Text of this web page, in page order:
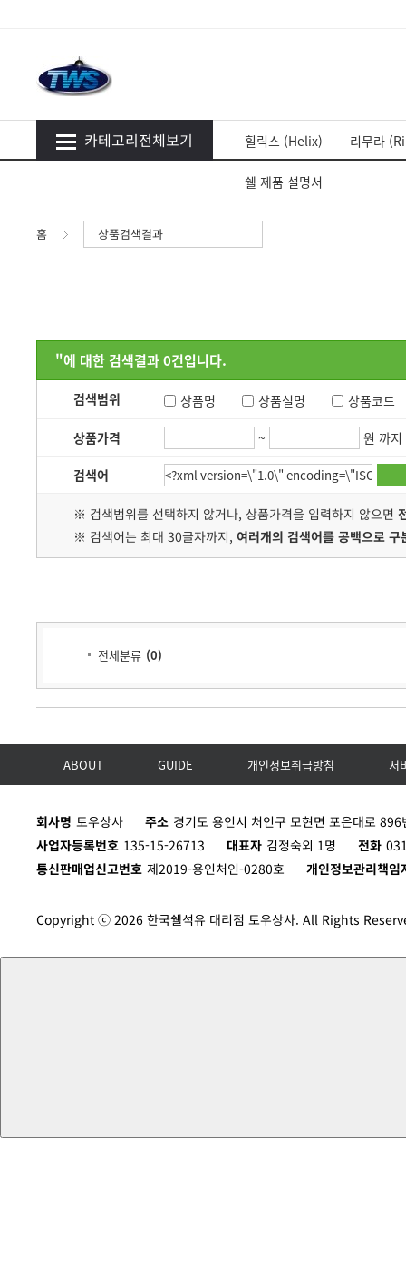
카테고리전체보기 힐릭스 (Helix) 리무라
쉘 제품 설명서
홈 상품검색결과
"에 대한 검색결과0건입니다.
검색범위 상품명 상품설명 상품코드
상품가격 ~ 원 까지
검색어
※ 검색범위를 선택하지 않거나, 상품가격을 입력하지 않으면
※ 검색어는 최대 30글자까지,여러개의 검색어를 공백으로 구
전체분류 (0)
ABOUT GUIDE 개인정보취급방침 서
회사명 토우상사 주소 경기도 용인시 처인구 모현면 포은대로
사업자등록번호 135-15-26713 대표자 김정숙외 1명 전화
통신판매업신고번호 제2019-용인처인-0280호 개인정보관리책임
Copyright ⓒ 2026 한국쉘석유 대리점 토우상사. All Rights